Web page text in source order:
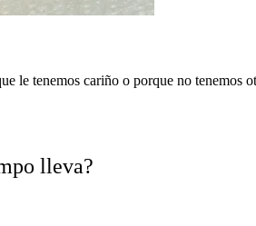
le tenemos cariño o porque no
lleva?